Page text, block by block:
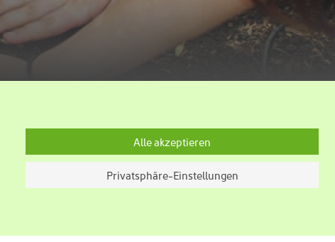
Alle akzeptieren
Privatsphäre-Einstellungen